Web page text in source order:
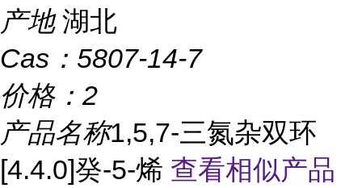
产地 湖北
Cas： 5807-14-7
价格： 2
产品名称1,5,7-三氮杂双环
[4.4.0]癸-5-烯 查看相似产品